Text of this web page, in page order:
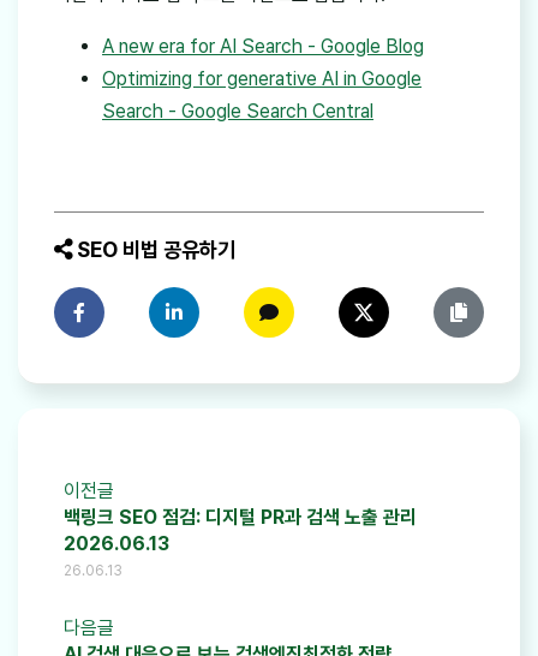
A new era for AI Search - Google Blog
Optimizing for generative AI in Google
Search - Google Search Central
SEO 비법 공유하기
페이스북에 공유하기링크드인에 공유하기카카오톡에 공유하기트위터에 공유하기링크 복사
이전글
백링크 SEO 점검: 디지털 PR과 검색 노출 관리
2026.06.13
26.06.13
다음글